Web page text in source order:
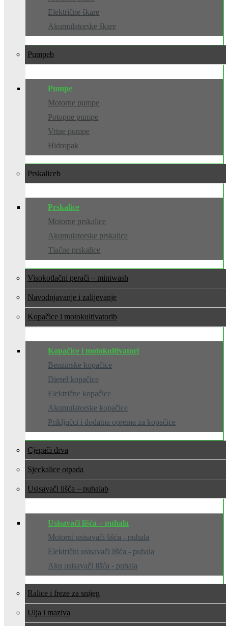
Električne škare
Akumulatorske škare
Pumpe
Pumpe
Motorne pumpe
Potopne pumpe
Vrtne pumpe
Hidropak
Prskalice
Prskalice
Motorne prskalice
Akumulatorske prskalice
Tlačne prskalice
Visokotlačni perači – miniwash
Navodnjavanje i zalijevanje
Kopačice i motokultivatori
Kopačice i motokultivatori
Benzinske kopačice
Diesel kopačice
Električne kopačice
Akumulatorske kopačice
Priključci i dodatna oprema za kopačice
Cjepači drva
Sjeckalice otpada
Usisavači lišća – puhala
Usisavači lišća – puhala
Motorni usisavači lišća - puhala
Električni usisavači lišća - puhala
Aku usisavači lišća - puhala
Ralice i freze za snijeg
Ulja i maziva